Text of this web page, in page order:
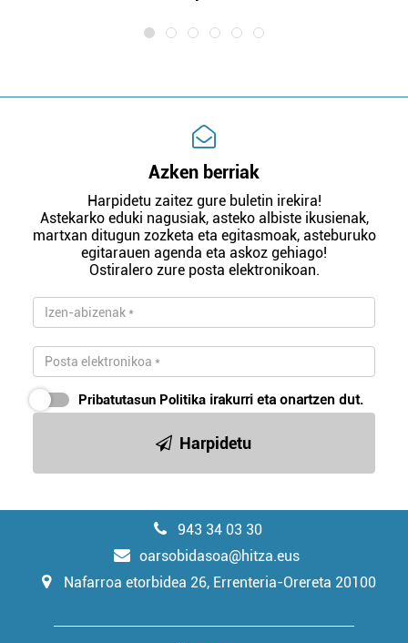
Azken berriak
Harpidetu zaitez gure buletin irekira!
Astekarko eduki nagusiak, asteko albiste ikusienak,
martxan ditugun zozketa eta egitasmoak, asteburuko
egitarauen agenda eta askoz gehiago!
Ostiralero zure posta elektronikoan.
Pribatutasun Politika irakurri eta onartzen dut.
Harpidetu
943 34 03 30
oarsobidasoa@hitza.eus
Nafarroa etorbidea 26, Errenteria-Orereta 20100